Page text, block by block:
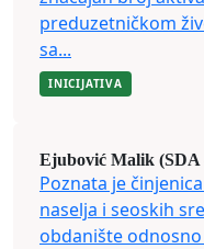
preduzetničkom
sa...
INICIJATIVA
Ejubović Malik (SDA
Poznata je
naselja i seoskih
obdanište